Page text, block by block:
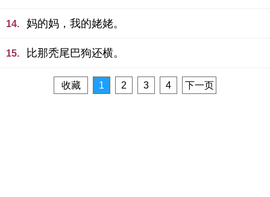
14. 妈的妈，我的姥姥。
15. 比那秃尾巴狗还横。
收藏 1 2 3 4 下一页